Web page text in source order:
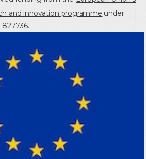
and innovation programme under